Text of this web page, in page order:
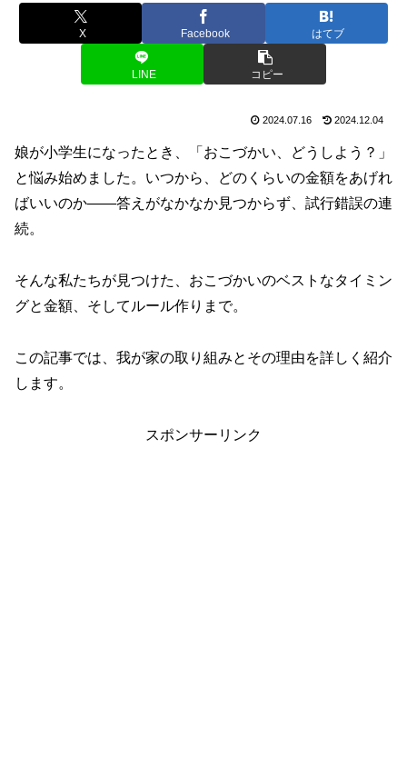
X Facebook はてブ
LINE コピー
2024.07.16 2024.12.04
娘が小学生になったとき、「おこづかい、どうしよう？」
と悩み始めました。いつから、どのくらいの金額をあげれ
ばいいのか――答えがなかなか見つからず、試行錯誤の連
続。
そんな私たちが見つけた、おこづかいのベストなタイミン
グと金額、そしてルール作りまで。
この記事では、我が家の取り組みとその理由を詳しく紹介
します。
スポンサーリンク